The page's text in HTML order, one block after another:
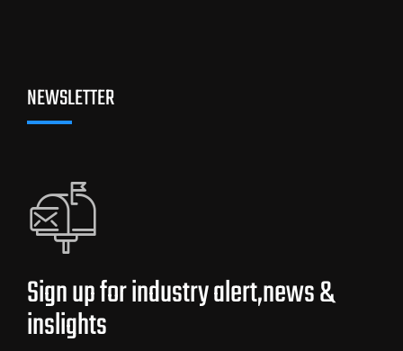
NEWSLETTER
Sign up for industry alert,news &
inslights